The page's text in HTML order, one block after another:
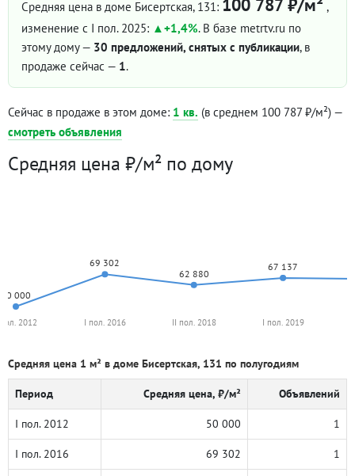
Средняя цена в доме Бисертская, 131: 100 787 ₽/м² ,
изменение с I пол. 2025:
+1,4%. В базе metrtv.ru по
этому дому — 30 предложений, снятых с публикации, в
продаже сейчас — 1.
Сейчас в продаже в этом доме: 1 кв. (в среднем 100 787 ₽/м²) —
смотреть объявления
Средняя цена ₽/м² по дому
50 000
69 302
62 880
67 137
2012 I пол. 2016 II пол. 2018 I пол. 2019
Средняя цена 1 м² в доме Бисертская, 131 по полугодиям
Период Средняя цена, ₽/м² Объявлений
I пол. 2012 50 000 1
I пол. 2016 69 302 1